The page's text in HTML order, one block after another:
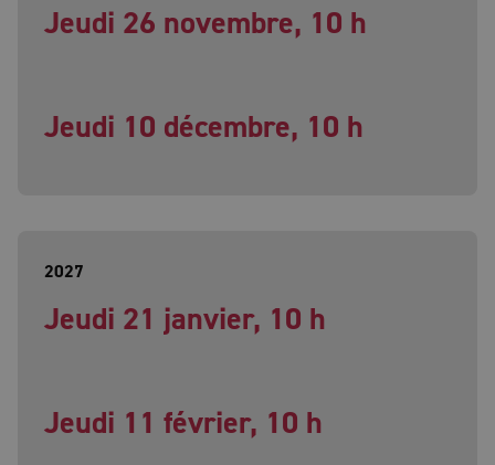
Jeudi 26 novembre, 10 h
Jeudi 10 décembre, 10 h
2027
Jeudi 21 janvier, 10 h
Jeudi 11 février, 10 h